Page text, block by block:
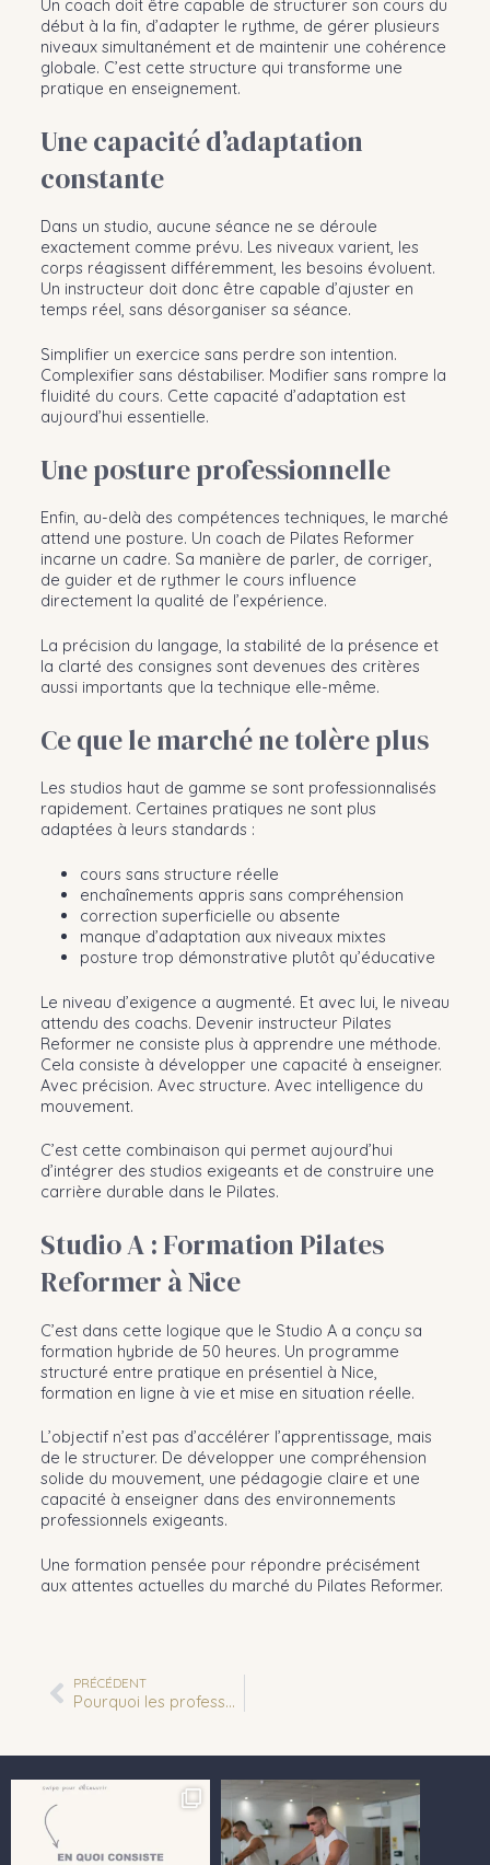
Un coach doit être capable de structurer son cours du
début à la fin, d’adapter le rythme, de gérer plusieurs
niveaux simultanément et de maintenir une cohérence
globale. C’est cette structure qui transforme une
pratique en enseignement.
Une capacité d’adaptation
constante
Dans un studio, aucune séance ne se déroule
exactement comme prévu. Les niveaux varient, les
corps réagissent différemment, les besoins évoluent.
Un instructeur doit donc être capable d’ajuster en
temps réel, sans désorganiser sa séance.
Simplifier un exercice sans perdre son intention.
Complexifier sans déstabiliser. Modifier sans rompre la
fluidité du cours. Cette capacité d’adaptation est
aujourd’hui essentielle.
Une posture professionnelle
Enfin, au-delà des compétences techniques, le marché
attend une posture. Un coach de Pilates Reformer
incarne un cadre. Sa manière de parler, de corriger,
de guider et de rythmer le cours influence
directement la qualité de l’expérience.
La précision du langage, la stabilité de la présence et
la clarté des consignes sont devenues des critères
aussi importants que la technique elle-même.
Ce que le marché ne tolère plus
Les studios haut de gamme se sont professionnalisés
rapidement. Certaines pratiques ne sont plus
adaptées à leurs standards :
cours sans structure réelle
enchaînements appris sans compréhension
correction superficielle ou absente
manque d’adaptation aux niveaux mixtes
posture trop démonstrative plutôt qu’éducative
Le niveau d’exigence a augmenté. Et avec lui, le niveau
attendu des coachs. Devenir instructeur Pilates
Reformer ne consiste plus à apprendre une méthode.
Cela consiste à développer une capacité à enseigner.
Avec précision. Avec structure. Avec intelligence du
mouvement.
C’est cette combinaison qui permet aujourd’hui
d’intégrer des studios exigeants et de construire une
carrière durable dans le Pilates.
Studio A : Formation Pilates
Reformer à Nice
C’est dans cette logique que le Studio A a conçu sa
formation hybride de 50 heures. Un programme
structuré entre pratique en présentiel à Nice,
formation en ligne à vie et mise en situation réelle.
L’objectif n’est pas d’accélérer l’apprentissage, mais
de le structurer. De développer une compréhension
solide du mouvement, une pédagogie claire et une
capacité à enseigner dans des environnements
professionnels exigeants.
Une formation pensée pour répondre précisément
aux attentes actuelles du marché du Pilates Reformer.
PRÉCÉDENT
Pourquoi les professeurs de Pilates ont toujours besoin de formation et d’une pratique personnelle ?